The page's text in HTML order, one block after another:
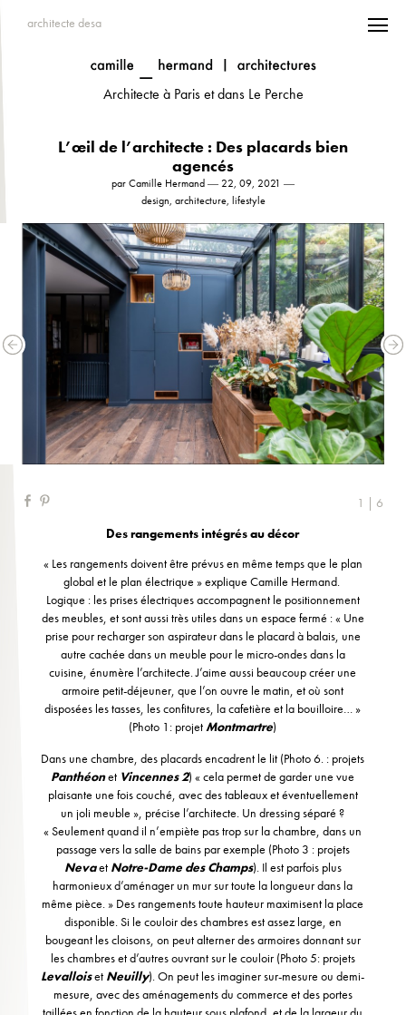
architecte desa
Architecte à Paris et dans Le Perche
L’œil de l’architecte : Des placards bien
agencés
par Camille Hermand ― 22, 09, 2021 ―
design, architecture, lifestyle
1 | 6
Des rangements intégrés au décor
« Les rangements doivent être prévus en même temps que le plan
global et le plan électrique » explique Camille Hermand.
Logique : les prises électriques accompagnent le positionnement
des meubles, et sont aussi très utiles dans un espace fermé : « Une
prise pour recharger son aspirateur dans le placard à balais, une
autre cachée dans un meuble pour le micro-ondes dans la
cuisine, énumère l’architecte. J’aime aussi beaucoup créer une
armoire petit-déjeuner, que l’on ouvre le matin, et où sont
disposées les tasses, les confitures, la cafetière et la bouilloire… »
(Photo 1: projetMontmartre)
Dans une chambre, des placards encadrent le lit (Photo 6. : projets
Panthéonet Vincennes 2) « cela permet de garder une vue
plaisante une fois couché, avec des tableaux et éventuellement
un joli meuble », précise l’architecte. Un dressing séparé ?
« Seulement quand il n’empiète pas trop sur la chambre, dans un
passage vers la salle de bains par exemple (Photo 3 : projets
Nevaet Notre-Dame des Champs). Il est parfois plus
harmonieux d’aménager un mur sur toute la longueur dans la
même pièce. » Des rangements toute hauteur maximisent la place
disponible. Si le couloir des chambres est assez large, en
bougeant les cloisons, on peut alterner des armoires donnant sur
les chambres et d’autres ouvrant sur le couloir (Photo 5: projets
Levalloiset Neuilly). On peut les imaginer sur-mesure ou demi-
mesure, avec des aménagements du commerce et des portes